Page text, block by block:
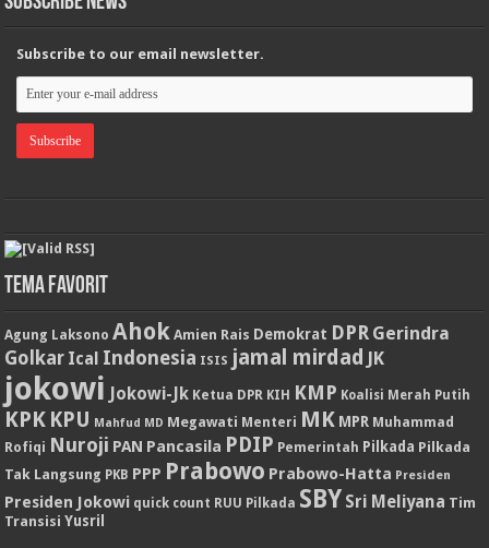
Subscribe to our email newsletter.
Tema Favorit
Agung Laksono Ahok Amien Rais Demokrat DPR Gerindra
Golkar Ical Indonesia ISIS jamal mirdad JK
jokowi Jokowi-Jk Ketua DPR KIH KMP Koalisi Merah Putih
KPK KPU Mahfud MD Megawati Menteri MK MPR Muhammad
Rofiqi Nuroji PAN Pancasila PDIP Pemerintah Pilkada Pilkada
Tak Langsung PKB PPP Prabowo Prabowo-Hatta Presiden
Presiden Jokowi quick count RUU Pilkada SBY Sri Meliyana Tim
Transisi Yusril